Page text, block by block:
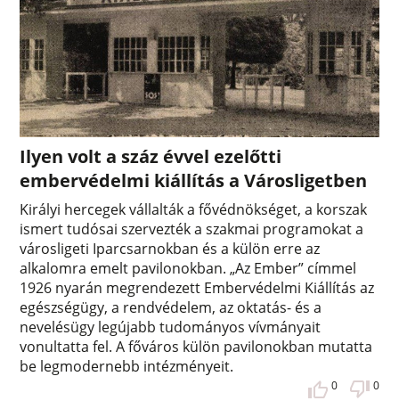
Ilyen volt a száz évvel ezelőtti
embervédelmi kiállítás a Városligetben
Királyi hercegek vállalták a fővédnökséget, a korszak
ismert tudósai szervezték a szakmai programokat a
városligeti Iparcsarnokban és a külön erre az
alkalomra emelt pavilonokban. „Az Ember” címmel
1926 nyarán megrendezett Embervédelmi Kiállítás az
egészségügy, a rendvédelem, az oktatás- és a
nevelésügy legújabb tudományos vívmányait
vonultatta fel. A főváros külön pavilonokban mutatta
be legmodernebb intézményeit.
0 0